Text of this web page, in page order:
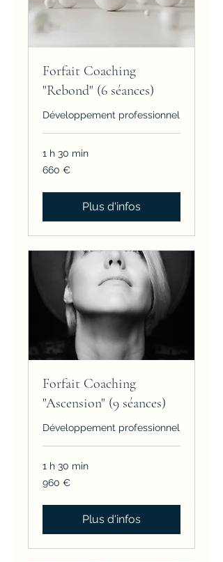
Forfait Coaching
"Rebond" (6 séances)
Développement professionnel
1 h 30 min
660
euros
660 €
Plus d'infos
Forfait Coaching
"Ascension" (9 séances)
Développement professionnel
1 h 30 min
960
euros
960 €
Plus d'infos